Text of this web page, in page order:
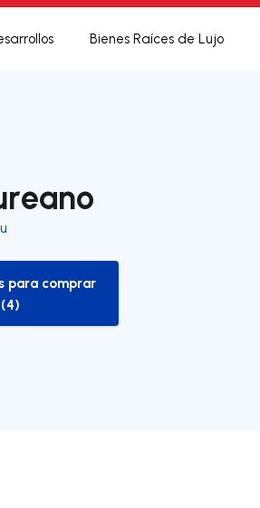
Bienes Raíces de Lujo
to-buy-listing
para comprar
(4)